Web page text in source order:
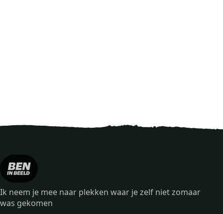
Ik neem je mee naar plekken waar je zelf niet zomaar
was gekomen